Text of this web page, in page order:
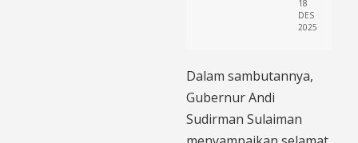
18
DES
2025
Dalam sambutannya,
Gubernur Andi
Sudirman Sulaiman